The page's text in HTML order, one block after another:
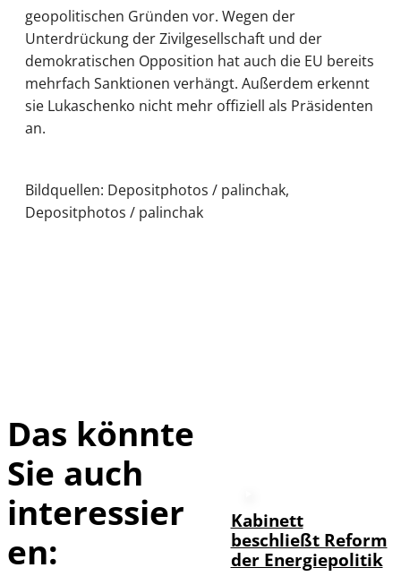
geopolitischen Gründen vor. Wegen der
Unterdrückung der Zivilgesellschaft und der
demokratischen Opposition hat auch die EU bereits
mehrfach Sanktionen verhängt. Außerdem erkennt
sie Lukaschenko nicht mehr offiziell als Präsidenten
an.
Bildquellen: Depositphotos / palinchak,
Depositphotos / palinchak
Das könnte
Sie auch
interessier
en:
Kabinett
beschließt Reform
der Energiepolitik